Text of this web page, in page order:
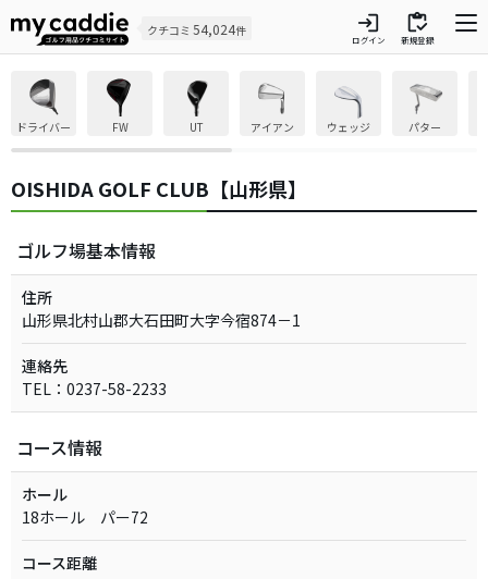
クチコミ 54,024件 login
ログイン
inventory
新規登録
ドライバー FW UT アイアン ウェッジ パター
OISHIDA GOLF CLUB【山形県】
ゴルフ場基本情報
住所
山形県北村山郡大石田町大字今宿874－1
連絡先
TEL：0237-58-2233
コース情報
ホール
18ホール パー72
コース距離